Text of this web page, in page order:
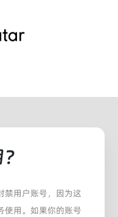
禁用户账号，因为这
使用。如果你的账号